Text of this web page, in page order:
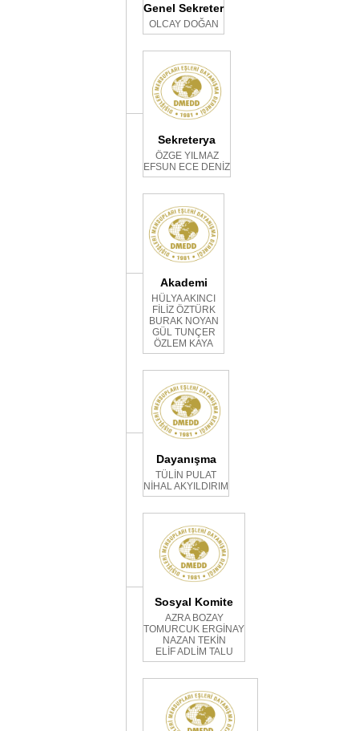
Genel Sekreter
OLCAY DOĞAN
Sekreterya
ÖZGE YILMAZ
EFSUN ECE DENİZ
Akademi
HÜLYA AKINCI
FİLİZ ÖZTÜRK
BURAK NOYAN
GÜL TUNÇER
ÖZLEM KAYA
Dayanışma
TÜLİN PULAT
NİHAL AKYILDIRIM
Sosyal Komite
AZRA BOZAY
TOMURCUK ERGİNAY
NAZAN TEKİN
ELİF ADLİM TALU